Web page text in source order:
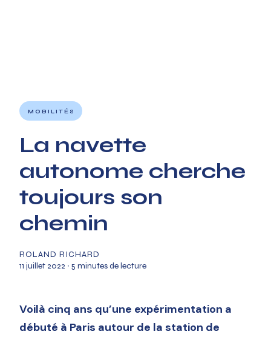
MOBILITÉS
La navette
autonome cherche
toujours son
chemin
ROLAND RICHARD
11 juillet 2022 ∙ 5 minutes de lecture
Voilà cinq ans qu’une expérimentation a
débuté à Paris autour de la station de